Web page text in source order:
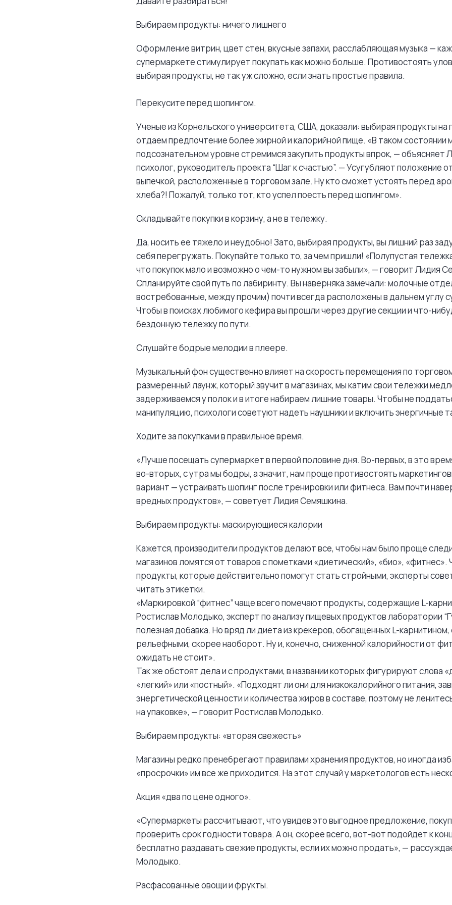
Выбираем продукты: ничего лишнего
Оформление витрин, цвет стен, вкусные запахи, расслабляющая музыка —
супермаркете стимулирует покупать как можно больше. Противостоять
выбирая продукты, не так уж сложно, если знать простые правила.
Перекусите перед шопингом.
Ученые из Корнельского университета, США, доказали: выбирая продукты на
отдаем предпочтение более жирной и калорийной пище. «В таком состоянии
подсознательном уровне стремимся закупить продукты впрок, — объясняет
психолог, руководитель проекта “Шаг к счастью”. — Усугубляют положение
выпечкой, расположенные в торговом зале. Ну кто сможет устоять перед
хлеба?! Пожалуй, только тот, кто успел поесть перед шопингом».
Складывайте покупки в корзину, а не в тележку.
Да, носить ее тяжело и неудобно! Зато, выбирая продукты, вы лишний раз
себя перегружать. Покупайте только то, за чем пришли! «Полупустая
что покупок мало и возможно о чем-то нужном вы забыли», — говорит Лидия
Спланируйте свой путь по лабиринту. Вы наверняка замечали: молочные
востребованные, между прочим) почти всегда расположены в дальнем углу
Чтобы в поисках любимого кефира вы прошли через другие секции и что-
бездонную тележку по пути.
Слушайте бодрые мелодии в плеере.
Музыкальный фон существенно влияет на скорость перемещения по
размеренный лаунж, который звучит в магазинах, мы катим свои тележки
задерживаемся у полок и в итоге набираем лишние товары. Чтобы не
манипуляцию, психологи советуют надеть наушники и включить энергичные
Ходите за покупками в правильное время.
«Лучше посещать супермаркет в первой половине дня. Во-первых, в это
во-вторых, с утра мы бодры, а значит, нам проще противостоять
вариант — устраивать шопинг после тренировки или фитнеса. Вам почти
вредных продуктов», — советует Лидия Семяшкина.
Выбираем продукты: маскирующиеся калории
Кажется, производители продуктов делают все, чтобы нам было проще
магазинов ломятся от товаров с пометками «диетический», «био»,
продукты, которые действительно помогут стать стройными, эксперты
читать этикетки.
«Маркировкой “фитнес” чаще всего помечают продукты, содержащие L-
Ростислав Молодыко, эксперт по анализу пищевых продуктов лаборатории
полезная добавка. Но вряд ли диета из крекеров, обогащенных L-
рельефными, скорее наоборот. Ну и, конечно, сниженной калорийности от
ожидать не стоит».
Так же обстоят дела и с продуктами, в названии которых фигурируют слова
«легкий» или «постный». «Подходят ли они для низкокалорийного питания,
энергетической ценности и количества жиров в составе, поэтому не
на упаковке», — говорит Ростислав Молодыко.
Выбираем продукты: «вторая свежесть»
Магазины редко пренебрегают правилами хранения продуктов, но иногда
«просрочки» им все же приходится. На этот случай у маркетологов есть
Акция «два по цене одного».
«Супермаркеты рассчитывают, что увидев это выгодное предложение,
проверить срок годности товара. А он, скорее всего, вот-вот подойдет к
бесплатно раздавать свежие продукты, если их можно продать», —
Молодыко.
Расфасованные овощи и фрукты.